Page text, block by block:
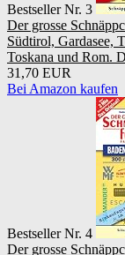
Bestseller Nr. 3
Der grosse
Südtirol, Gardasee,
Toskana und Rom.
31,70 EUR
Bei Amazon kaufen
Bestseller Nr. 4
Der grosse